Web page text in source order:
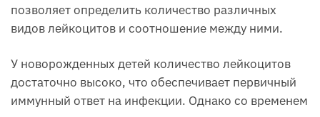
позволяет определить количество различных
видов лейкоцитов и соотношение между ними.
У новорожденных детей количество лейкоцитов
достаточно высоко, что обеспечивает первичный
иммунный ответ на инфекции. Однако со временем